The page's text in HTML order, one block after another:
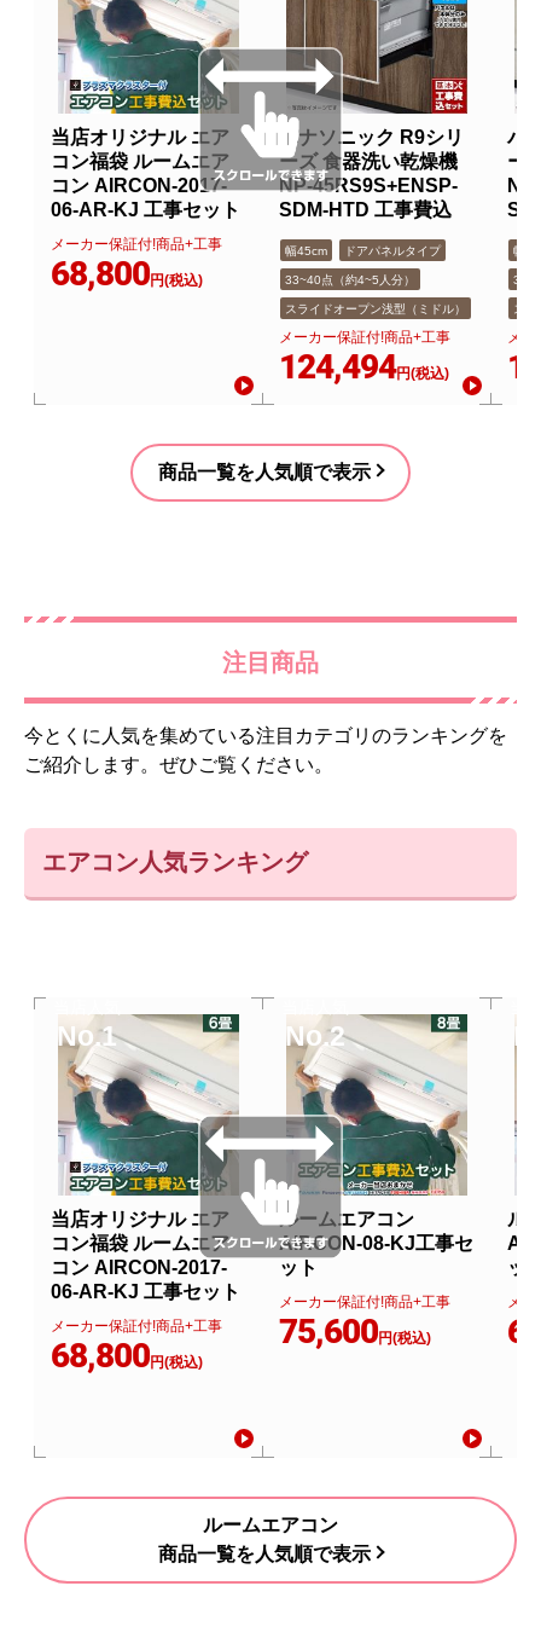
当店オリジナル エア
コン福袋 ルームエア
コン AIRCON-2017-
06-AR-KJ 工事セット
メーカー保証付!商品+工事
68,800円(税込)
パナソニック R9シリ
ーズ 食器洗い乾燥機
NP-45RS9S+ENSP-
SDM-HTD 工事費込
幅45cm ドアパネルタイプ
33~40点（約4~5人分）
スライドオープン浅型（ミドル）
メーカー保証付!商品+工事
124,494円(税込)
パ
ー
幅
スラ
メー
商品一覧を人気順で表示
注目商品
今とくに人気を集めている注目カテゴリのランキングを
ご紹介します。ぜひご覧ください。
エアコン人気ランキング
No.1
当店オリジナル エア
コン福袋 ルームエア
コン AIRCON-2017-
06-AR-KJ 工事セット
メーカー保証付!商品+工事
68,800円(税込)
No.2
ルームエアコン
AIRCON-08-KJ工事セ
ット
メーカー保証付!商品+工事
75,600円(税込)
ル
ッ
メー
ルームエアコン
商品一覧を人気順で表示